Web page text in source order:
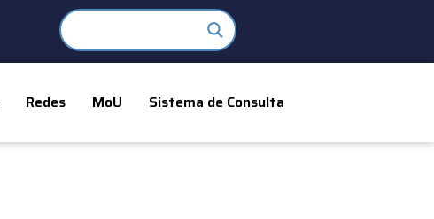
Redes MoU Sistema de Consulta